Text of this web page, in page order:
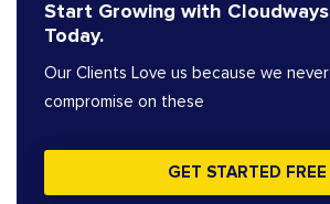
Start Growing with Cloudways
Today.
Our Clients Love us because we never
compromise on these
GET STARTED FREE